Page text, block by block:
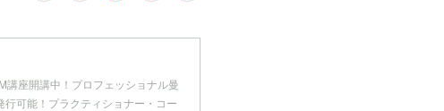
講座開講中！プロフェッショナル曼
可能！プラクティショナー・コー